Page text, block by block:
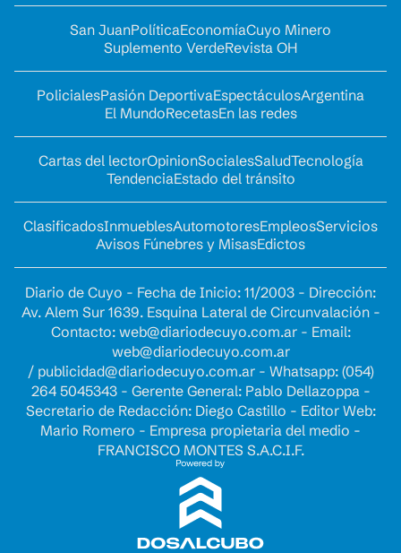
San JuanPolíticaEconomíaCuyo Minero
Suplemento VerdeRevista OH
PolicialesPasión DeportivaEspectáculosArgentina
El MundoRecetasEn las redes
Cartas del lectorOpinionSocialesSaludTecnología
TendenciaEstado del tránsito
ClasificadosInmueblesAutomotoresEmpleosServicios
Avisos Fúnebres y MisasEdictos
Diario de Cuyo - Fecha de Inicio: 11/2003 - Dirección:
Av. Alem Sur 1639. Esquina Lateral de Circunvalación -
Contacto: web@diariodecuyo.com.ar- Email:
web@diariodecuyo.com.ar
/ publicidad@diariodecuyo.com.ar- Whatsapp: (054)
264 5045343 - Gerente General: Pablo Dellazoppa -
Secretario de Redacción: Diego Castillo - Editor Web:
Mario Romero - Empresa propietaria del medio -
FRANCISCO MONTES S.A.C.I.F.